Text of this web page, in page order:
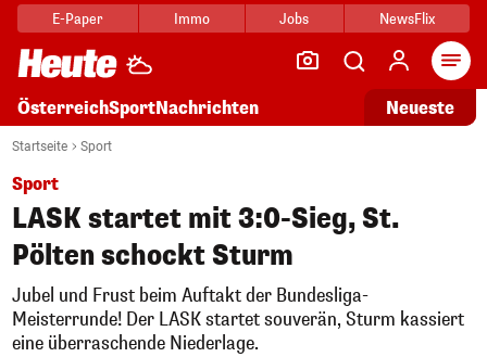
E-Paper Immo Jobs NewsFlix
ÖsterreichSportNachrichten Neueste
Startseite Sport
Sport
LASK startet mit 3:0-Sieg, St.
Pölten schockt Sturm
Jubel und Frust beim Auftakt der Bundesliga-
Meisterrunde! Der LASK startet souverän, Sturm kassiert
eine überraschende Niederlage.